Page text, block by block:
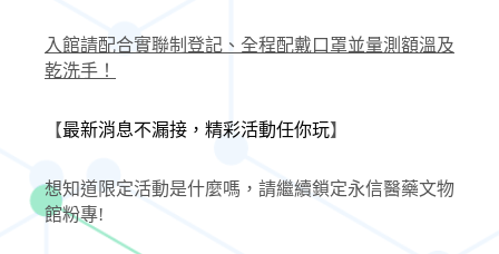
入館請配合實聯制登記、全程配戴口罩並量測額溫及
乾洗手！
【最新消息不漏接，精彩活動任你玩】
想知道限定活動是什麼嗎，請繼續鎖定永信醫藥文物
館粉專!